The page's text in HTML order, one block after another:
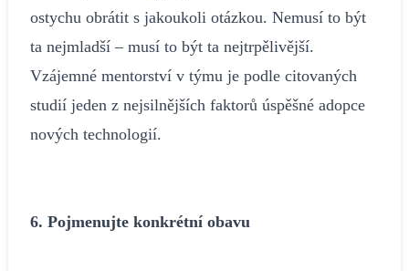
ostychu obrátit s jakoukoli otázkou. Nemusí to být
ta nejmladší – musí to být ta nejtrpělivější.
Vzájemné mentorství v týmu je podle citovaných
studií jeden z nejsilnějších faktorů úspěšné adopce
nových technologií.
6. Pojmenujte konkrétní obavu